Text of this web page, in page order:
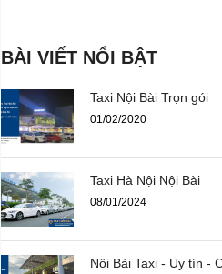
BÀI VIẾT NỔI BẬT
Taxi Nội Bài Trọn gói
01/02/2020
Taxi Hà Nội Nội Bài
08/01/2024
Nội Bài Taxi - Uy tín -